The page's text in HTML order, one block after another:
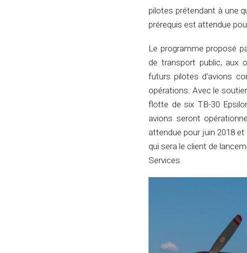
pilotes prétendant à une
prérequis est attendue
Le programme proposé
de transport public, aux
futurs pilotes d’avions
opérations. Avec le
flotte de six TB-30
avions seront
attendue pour juin 2018 et
qui sera le client de
Services.